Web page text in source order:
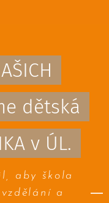
dětská
v ÚL.
aby škola
a